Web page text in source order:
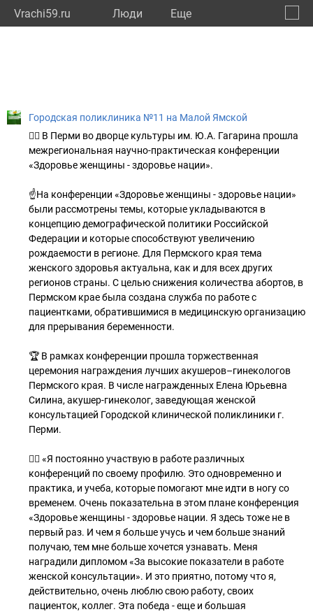
Vrachi59.ru Люди Eще
Городская поликлиника №11 на Малой Ямской
🙋‍♀️ В Перми во дворце культуры им. Ю.А. Гагарина прошла
межрегиональная научно-практическая конференции
«Здоровье женщины - здоровье нации».
☝️На конференции «Здоровье женщины - здоровье нации»
были рассмотрены темы, которые укладываются в
концепцию демографической политики Российской
Федерации и которые способствуют увеличению
рождаемости в регионе. Для Пермского края тема
женского здоровья актуальна, как и для всех других
регионов страны. С целью снижения количества абортов, в
Пермском крае была создана служба по работе с
пациентками, обратившимися в медицинскую организацию
для прерывания беременности.
🏆 В рамках конференции прошла торжественная
церемония награждения лучших акушеров–гинекологов
Пермского края. В числе награжденных Елена Юрьевна
Силина, акушер-гинеколог, заведующая женской
консультацией Городской клинической поликлиники г.
Перми.
👩‍⚕️ «Я постоянно участвую в работе различных
конференций по своему профилю. Это одновременно и
практика, и учеба, которые помогают мне идти в ногу со
временем. Очень показательна в этом плане конференция
«Здоровье женщины - здоровье нации. Я здесь тоже не в
первый раз. И чем я больше учусь и чем больше знаний
получаю, тем мне больше хочется узнавать. Меня
наградили дипломом «За высокие показатели в работе
женской консультации». И это приятно, потому что я,
действительно, очень люблю свою работу, своих
пациенток, коллег. Эта победа - еще и большая